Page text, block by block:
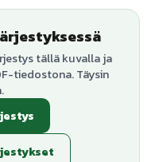
tällä kuvalla ja
tiedostona. Täysin